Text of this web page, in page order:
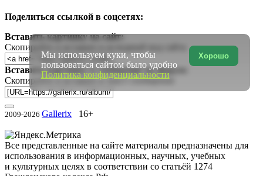
Поделиться ссылкой в соцсетях:
Вставить картинку на сайт:
Скопируйте и вставьте в исходный код сайта
Вставить картинку в сообщение на форум:
Скопируйте и вставьте в текст сообщения
2009-2026 Gallerix 16+
Все представленные на сайте материалы предназначены для
использования в информационных, научных, учебных
и культурных целях в соответствии со статьёй 1274
Хорошо
Мы используем куки, чтобы
пользоваться сайтом было удобно
Политика конфиденциальности